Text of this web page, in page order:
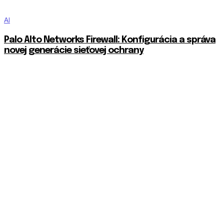
AI
Palo Alto Networks Firewall: Konfigurácia a správa
novej generácie sieťovej ochrany